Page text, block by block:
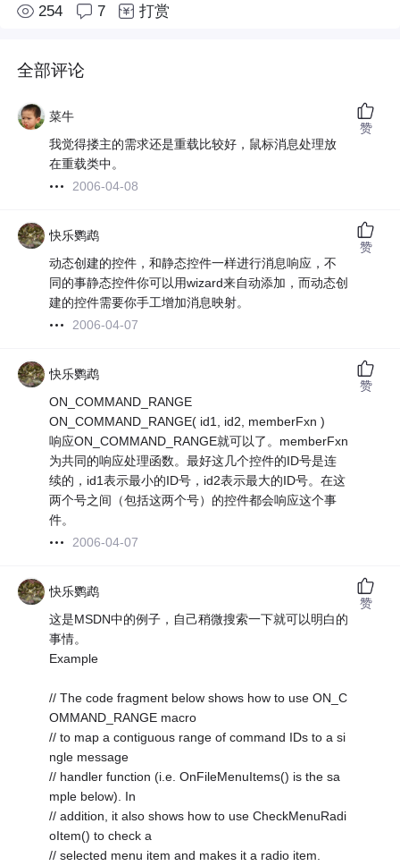
254 7 打赏
全部评论
菜牛
我觉得搂主的需求还是重载比较好，鼠标消息处理放
在重载类中。
2006-04-08
赞
快乐鹦鹉
动态创建的控件，和静态控件一样进行消息响应，不
同的事静态控件你可以用wizard来自动添加，而动态创
建的控件需要你手工增加消息映射。
2006-04-07
赞
快乐鹦鹉
ON_COMMAND_RANGE
ON_COMMAND_RANGE( id1, id2, memberFxn )
响应ON_COMMAND_RANGE就可以了。memberFxn
为共同的响应处理函数。最好这几个控件的ID号是连
续的，id1表示最小的ID号，id2表示最大的ID号。在这
两个号之间（包括这两个号）的控件都会响应这个事
件。
2006-04-07
赞
快乐鹦鹉
这是MSDN中的例子，自己稍微搜索一下就可以明白的
事情。
Example
// The code fragment below shows how to use ON_C
OMMAND_RANGE macro
// to map a contiguous range of command IDs to a si
ngle message
// handler function (i.e. OnFileMenuItems() is the sa
mple below). In
// addition, it also shows how to use CheckMenuRadi
oItem() to check a
// selected menu item and makes it a radio item.
赞